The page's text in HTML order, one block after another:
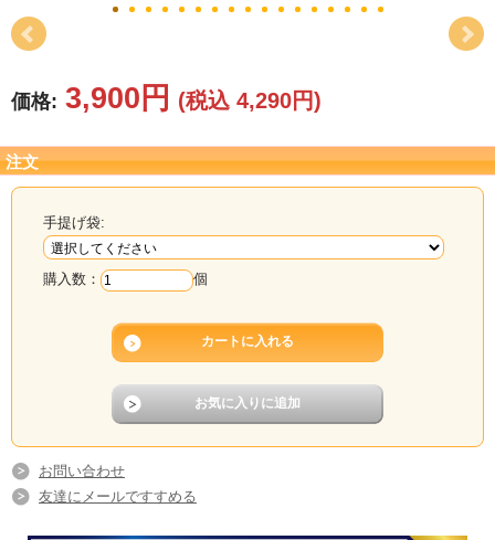
長寿のお祝い
各種記念品
カタログ
その他
価格: 3,900円 (税込 4,290円)
注文
手提げ袋:
購入数： 個
お問い合わせ
友達にメールですすめる